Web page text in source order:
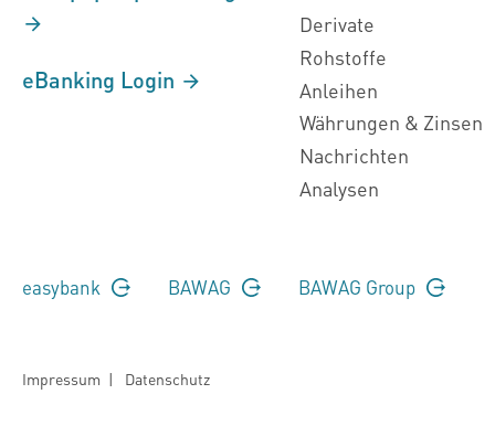
eBanking Login
Derivate
Rohstoffe
Anleihen
Währungen & Zinsen
Nachrichten
Analysen
easybank BAWAG BAWAG Group
Impressum | Datenschutz